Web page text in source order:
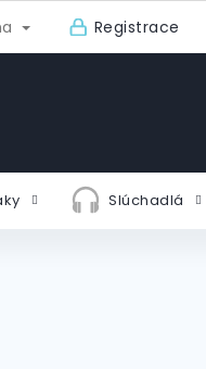
Registrace
Slúchadlá